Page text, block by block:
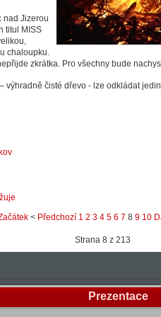
nad Jizerou
titul MISS
chaloupku.
zkrátka. Pro všechny bude
výhradně čisté dřevo - lze odkládat
< Předchozí 1 2 3 4 5 6 7 8 9 10
Strana 8 z 213
Prezentace